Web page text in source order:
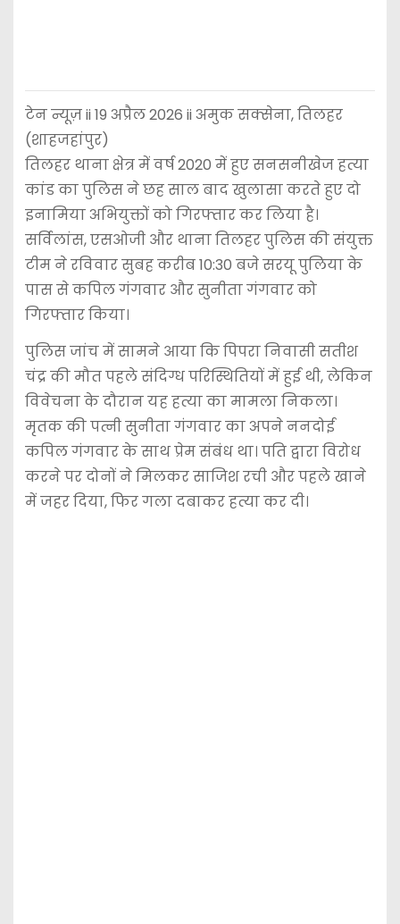
टेन न्यूज़ ii 19 अप्रैल 2026 ii अमुक सक्सेना, तिलहर
(शाहजहांपुर)
तिलहर थाना क्षेत्र में वर्ष 2020 में हुए सनसनीखेज हत्या
कांड का पुलिस ने छह साल बाद खुलासा करते हुए दो
इनामिया अभियुक्तों को गिरफ्तार कर लिया है।
सर्विलांस, एसओजी और थाना तिलहर पुलिस की संयुक्त
टीम ने रविवार सुबह करीब 10:30 बजे सरयू पुलिया के
पास से कपिल गंगवार और सुनीता गंगवार को
गिरफ्तार किया।
पुलिस जांच में सामने आया कि पिपरा निवासी सतीश
चंद्र की मौत पहले संदिग्ध परिस्थितियों में हुई थी, लेकिन
विवेचना के दौरान यह हत्या का मामला निकला।
मृतक की पत्नी सुनीता गंगवार का अपने ननदोई
कपिल गंगवार के साथ प्रेम संबंध था। पति द्वारा विरोध
करने पर दोनों ने मिलकर साजिश रची और पहले खाने
में जहर दिया, फिर गला दबाकर हत्या कर दी।